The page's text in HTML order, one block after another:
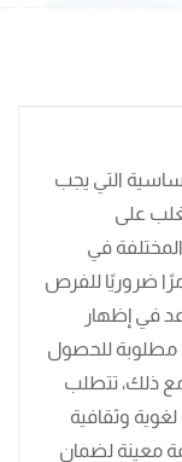
التي يجب
على
في
ضروريًا للفرص
في إظهار
للحصول
ذلك، تتطلب
وثقافية
معينة لضمان